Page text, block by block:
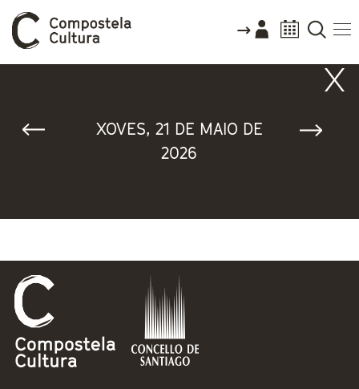
XOVES, 21 DE MAIO DE
2026